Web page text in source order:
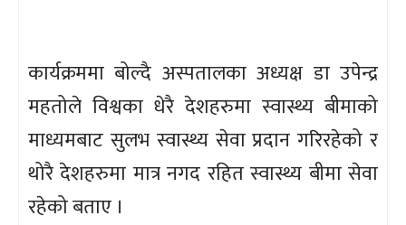
कार्यक्रममा बोल्दै अस्पतालका अध्यक्ष डा उपेन्द्र
महतोले विश्वका धेरै देशहरुमा स्वास्थ्य बीमाको
माध्यमबाट सुलभ स्वास्थ्य सेवा प्रदान गरिरहेको र
थोरै देशहरुमा मात्र नगद रहित स्वास्थ्य बीमा सेवा
रहेको बताए ।